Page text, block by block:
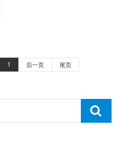
1 后一页 尾页